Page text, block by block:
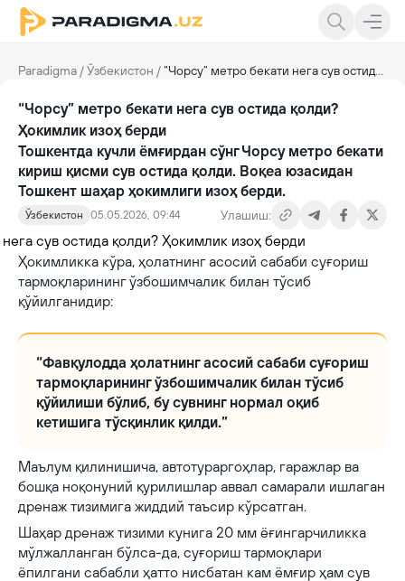
Paradigma /Ўзбекистон / “Чорсу” метро бекати нега сув остида қолди? Ҳокимлик изоҳ берди
“Чорсу” метро бекати нега сув остида қолди?
Ҳокимлик изоҳ берди
Тошкентда кучли ёмғирдан сўнг Чорсу метро бекати
кириш қисми сув остида қолди. Воқеа юзасидан
Тошкент шаҳар ҳокимлиги изоҳ берди.
Ўзбекистон 05.05.2026, 09:44 Улашиш:
Ҳокимликка кўра, ҳолатнинг асосий сабаби суғориш
тармоқларининг ўзбошимчалик билан тўсиб
қўйилганидир:
“Фавқулодда ҳолатнинг асосий сабаби суғориш
тармоқларининг ўзбошимчалик билан тўсиб
қўйилиши бўлиб, бу сувнинг нормал оқиб
кетишига тўсқинлик қилди.”
Маълум қилинишича, автотураргоҳлар, гаражлар ва
бошқа ноқонуний қурилишлар аввал самарали ишлаган
дренаж тизимига жиддий таъсир кўрсатган.
Шаҳар дренаж тизими кунига 20 мм ёғингарчиликка
мўлжалланган бўлса-да, суғориш тармоқлари
ёпилгани сабабли ҳатто нисбатан кам ёмғир ҳам сув